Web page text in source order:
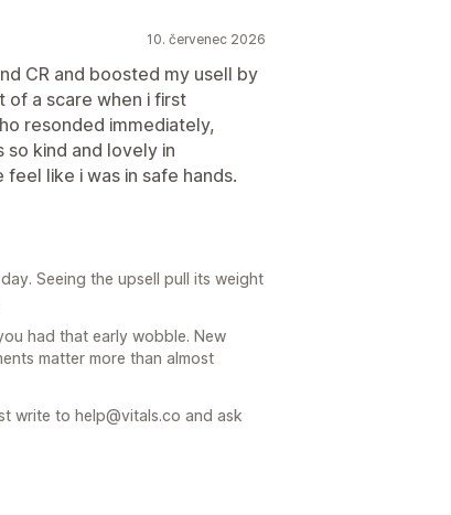
10. červenec 2026
CR and boosted my usell by
of a scare when i first
resonded immediately,
kind and lovely in
like i was in safe hands.
Seeing the upsell pull its weight
had that early wobble. New
matter more than almost
write to help@vitals.co and ask